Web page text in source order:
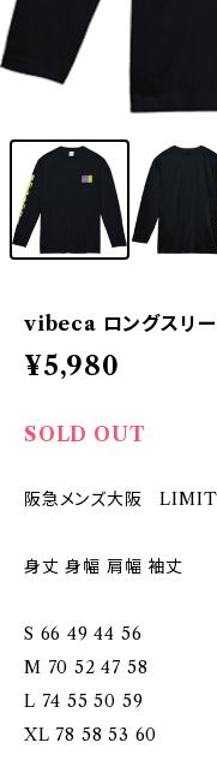
vibeca ロングスリ
¥5,980
SOLD OUT
阪急メンズ大阪
身丈 身幅 肩幅 袖丈
S 66 49 44 56
M 70 52 47 58
L 74 55 50 59
XL 78 58 53 60